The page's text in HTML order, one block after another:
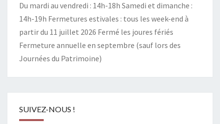
Du mardi au vendredi : 14h-18h Samedi et dimanche :
14h-19h Fermetures estivales : tous les week-end à
partir du 11 juillet 2026 Fermé les joures fériés
Fermeture annuelle en septembre (sauf lors des
Journées du Patrimoine)
SUIVEZ-NOUS !